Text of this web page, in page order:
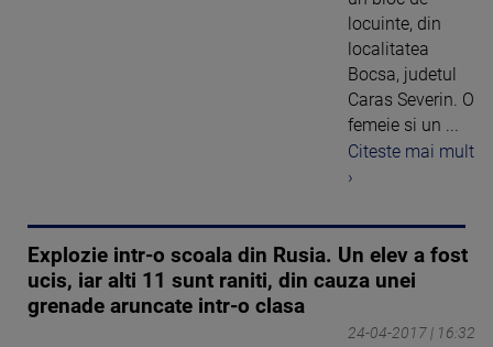
locuinte, din
localitatea
Bocsa, judetul
Caras Severin. O
femeie si un ...
Citeste mai mult
›
Explozie intr-o scoala din Rusia. Un elev a fost
ucis, iar alti 11 sunt raniti, din cauza unei
grenade aruncate intr-o clasa
24-04-2017 | 16:32